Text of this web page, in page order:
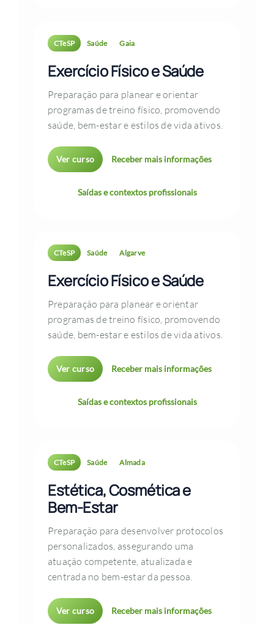
CTeSP Saúde Gaia
Exercício Físico e Saúde
Preparação para planear e orientar
programas de treino físico, promovendo
saúde, bem-estar e estilos de vida ativos.
Ver curso Receber mais informações
Saídas e contextos profissionais
CTeSP Saúde Algarve
Exercício Físico e Saúde
Preparação para planear e orientar
programas de treino físico, promovendo
saúde, bem-estar e estilos de vida ativos.
Ver curso Receber mais informações
Saídas e contextos profissionais
CTeSP Saúde Almada
Estética, Cosmética e
Bem-Estar
Preparação para desenvolver protocolos
personalizados, assegurando uma
atuação competente, atualizada e
centrada no bem-estar da pessoa.
Ver curso Receber mais informações